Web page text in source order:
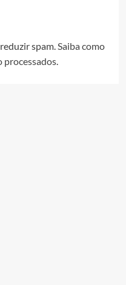
spam.Saiba como
processados.